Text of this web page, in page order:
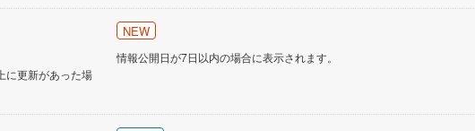
に更新があった場
NEW
情報公開日が7日以内の場合に表示されます。